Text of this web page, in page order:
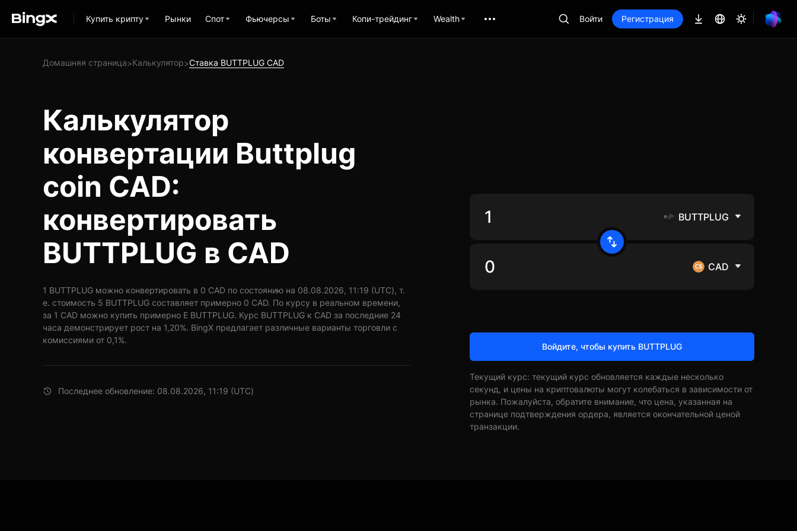
Купить крипту Рынки Спот Фьючерсы Боты Копи-трейдинг Wealth Войти Регистрация
Домашняя страница>Калькулятор>Ставка BUTTPLUG CAD
Калькулятор
конвертации Buttplug
coin CAD:
конвертировать
BUTTPLUG в CAD
1 BUTTPLUG можно конвертировать в 0 CAD по состоянию на 08.08.2026, 11:19 (UTC), т.
е. стоимость 5 BUTTPLUG составляет примерно 0 CAD. По курсу в реальном времени,
за 1 CAD можно купить примерно E BUTTPLUG. Курс BUTTPLUG к CAD за последние 24
часа демонстрирует рост на 1,20%. BingX предлагает различные варианты торговли с
комиссиями от 0,1%.
Последнее обновление: 08.08.2026, 11:19 (UTC)
BUTTPLUG
CAD
Войдите, чтобы купить BUTTPLUG
Текущий курс: текущий курс обновляется каждые несколько
секунд, и цены на криптовалюты могут колебаться в зависимости от
рынка. Пожалуйста, обратите внимание, что цена, указанная на
странице подтверждения ордера, является окончательной ценой
транзакции.